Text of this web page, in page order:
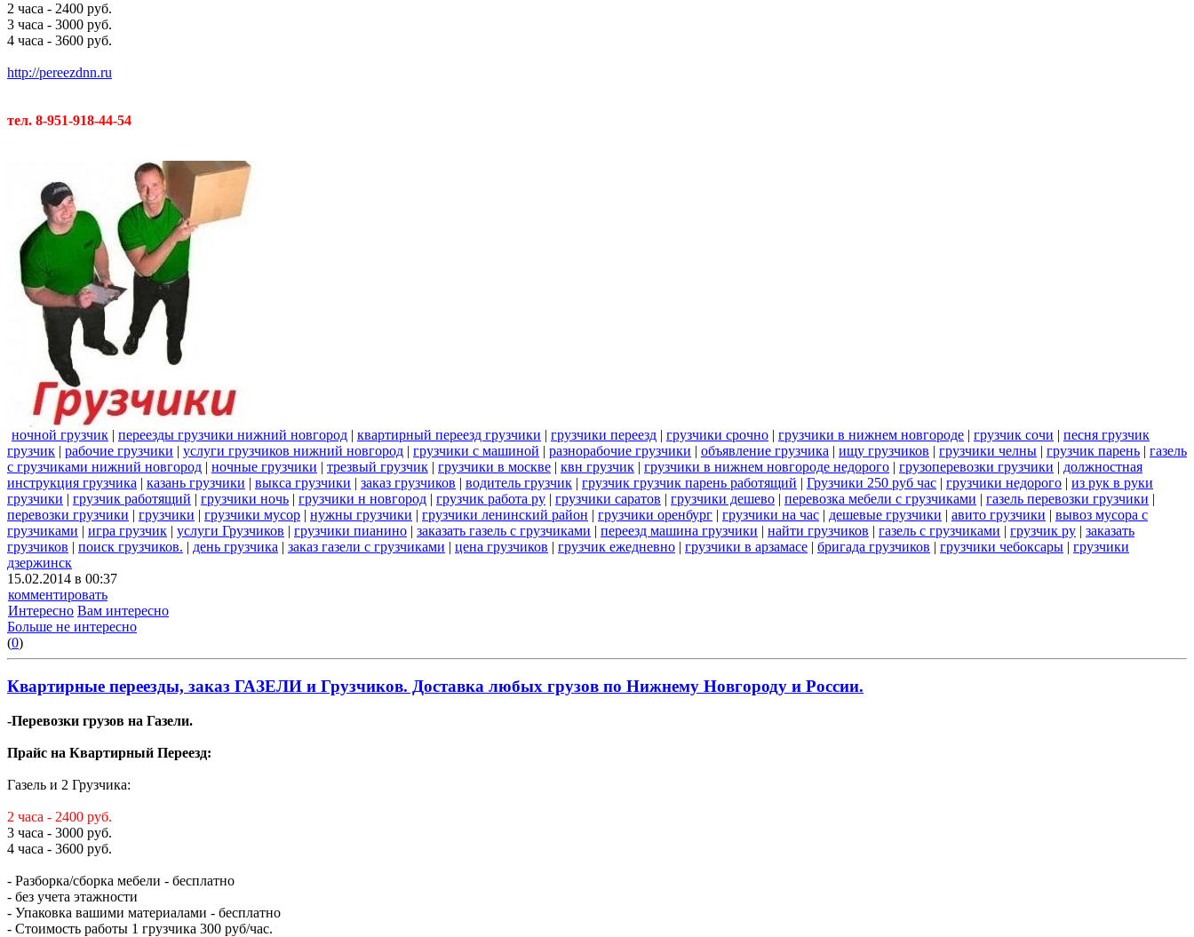
2 часа - 2400 руб.
3 часа - 3000 руб.
4 часа - 3600 руб.
http://pereezdnn.ru
тел. 8-951-918-44-54
ночной грузчик | переезды грузчики нижний новгород | квартирный переезд грузчики | грузчики переезд | грузчики срочно | грузчики в нижнем новгороде | грузчик сочи | песня грузчик
грузчик | рабочие грузчики | услуги грузчиков нижний новгород | грузчики с машиной | разнорабочие грузчики | объявление грузчика | ищу грузчиков | грузчики челны | грузчик парень | газель
с грузчиками нижний новгород | ночные грузчики | трезвый грузчик | грузчики в москве | квн грузчик | грузчики в нижнем новгороде недорого | грузоперевозки грузчики | должностная
инструкция грузчика | казань грузчики | выкса грузчики | заказ грузчиков | водитель грузчик | грузчик грузчик парень работящий | Грузчики 250 руб час | грузчики недорого | из рук в руки
грузчики | грузчик работящий | грузчики ночь | грузчики н новгород | грузчик работа ру | грузчики саратов | грузчики дешево | перевозка мебели с грузчиками | газель перевозки грузчики |
перевозки грузчики | грузчики | грузчики мусор | нужны грузчики | грузчики ленинский район | грузчики оренбург | грузчики на час | дешевые грузчики | авито грузчики | вывоз мусора с
грузчиками | игра грузчик | услуги Грузчиков | грузчики пианино | заказать газель с грузчиками | переезд машина грузчики | найти грузчиков | газель с грузчиками | грузчик ру | заказать
грузчиков | поиск грузчиков. | день грузчика | заказ газели с грузчиками | цена грузчиков | грузчик ежедневно | грузчики в арзамасе | бригада грузчиков | грузчики чебоксары | грузчики
дзержинск
15.02.2014 в 00:37
комментировать
Интересно Вам интересно
Больше не интересно
(0)
Квартирные переезды, заказ ГАЗЕЛИ и Грузчиков. Доставка любых грузов по Нижнему Новгороду и России.
-Перевозки грузов на Газели.
Прайс на Квартирный Переезд:
Газель и 2 Грузчика:
2 часа - 2400 руб.
3 часа - 3000 руб.
4 часа - 3600 руб.
- Разборка/сборка мебели - бесплатно
- без учета этажности
- Упаковка вашими материалами - бесплатно
- Стоимость работы 1 грузчика 300 руб/час.